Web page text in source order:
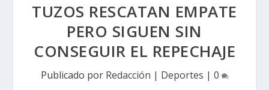
TUZOS RESCATAN EMPATE
PERO SIGUEN SIN
CONSEGUIR EL REPECHAJE
Publicado por Redacción | Deportes | 0